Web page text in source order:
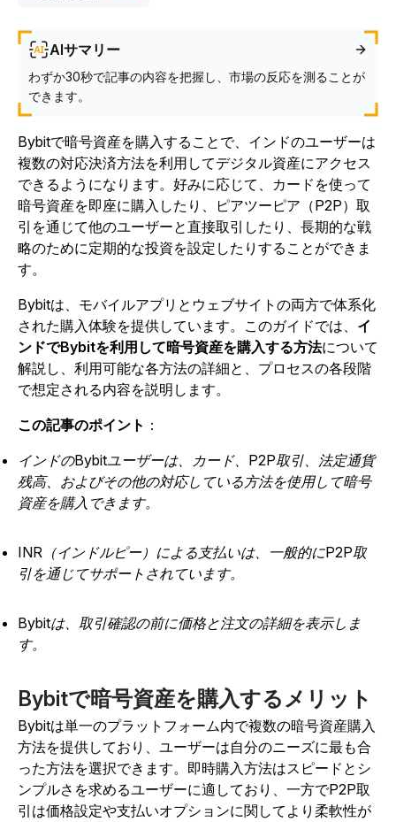
AIサマリー
わずか30秒で記事の内容を把握し、市場の反応を測ることが
できます。
Bybitで暗号資産を購入することで、インドのユーザーは
複数の対応決済方法を利用してデジタル資産にアクセス
できるようになります。好みに応じて、カードを使って
暗号資産を即座に購入したり、ピアツーピア（P2P）取
引を通じて他のユーザーと直接取引したり、長期的な戦
略のために定期的な投資を設定したりすることができま
す。
Bybitは、モバイルアプリとウェブサイトの両方で体系化
された購入体験を提供しています。このガイドでは、 イ
ンドでBybitを利用して暗号資産を購入する方法について
解説し、利用可能な各方法の詳細と、プロセスの各段階
で想定される内容を説明します。
この記事のポイント ：
インドのBybitユーザーは、カード、P2P取引、法定通貨
残高、およびその他の対応している方法を使用して暗号
資産を購入できます。
INR（インドルピー）による支払いは、一般的にP2P取
引を通じてサポートされています。
Bybitは、取引確認の前に価格と注文の詳細を表示しま
す。
Bybitで暗号資産を購入するメリット
Bybitは単一のプラットフォーム内で複数の暗号資産購入
方法を提供しており、ユーザーは自分のニーズに最も合
った方法を選択できます。即時購入方法はスピードとシ
ンプルさを求めるユーザーに適しており、一方でP2P取
引は価格設定や支払いオプションに関してより柔軟性が